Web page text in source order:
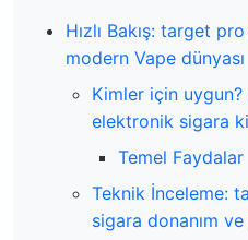
Hızlı Bakış: target
modern Vape dünyası
Kimler için
elektronik sigara
Temel Faydalar
Teknik İnceleme:
sigara donanım